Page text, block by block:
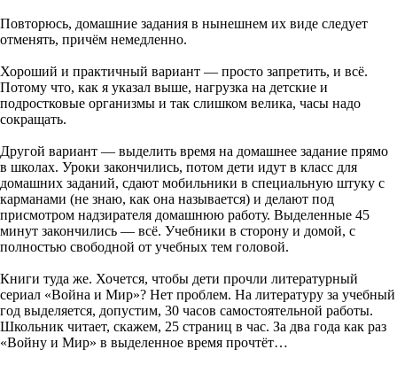
Повторюсь, домашние задания в нынешнем их виде следует
отменять, причём немедленно.
Хороший и практичный вариант — просто запретить, и всё.
Потому что, как я указал выше, нагрузка на детские и
подростковые организмы и так слишком велика, часы надо
сокращать.
Другой вариант — выделить время на домашнее задание прямо
в школах. Уроки закончились, потом дети идут в класс для
домашних заданий, сдают мобильники в специальную штуку с
карманами (не знаю, как она называется) и делают под
присмотром надзирателя домашнюю работу. Выделенные 45
минут закончились — всё. Учебники в сторону и домой, с
полностью свободной от учебных тем головой.
Книги туда же. Хочется, чтобы дети прочли литературный
сериал «Война и Мир»? Нет проблем. На литературу за учебный
год выделяется, допустим, 30 часов самостоятельной работы.
Школьник читает, скажем, 25 страниц в час. За два года как раз
«Войну и Мир» в выделенное время прочтёт…